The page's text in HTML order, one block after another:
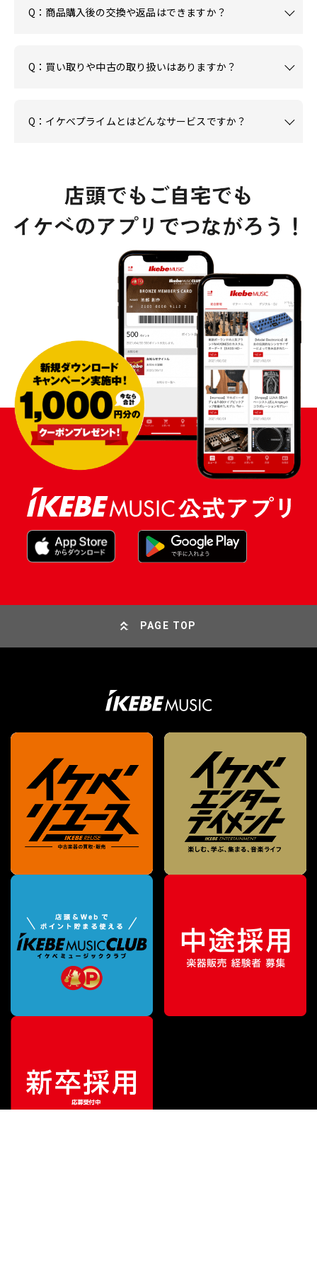
販売価格¥399,000 （税込）
Q：商品購入後の交換や返品はできますか？
Q：買い取りや中古の取り扱いはありますか？
Q：イケベプライムとはどんなサービスですか？
PAGE TOP